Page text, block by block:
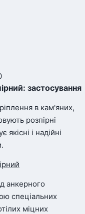
застосування
в кам'яних,
розпірні
і надійні
анкерного
спеціальних
міцних